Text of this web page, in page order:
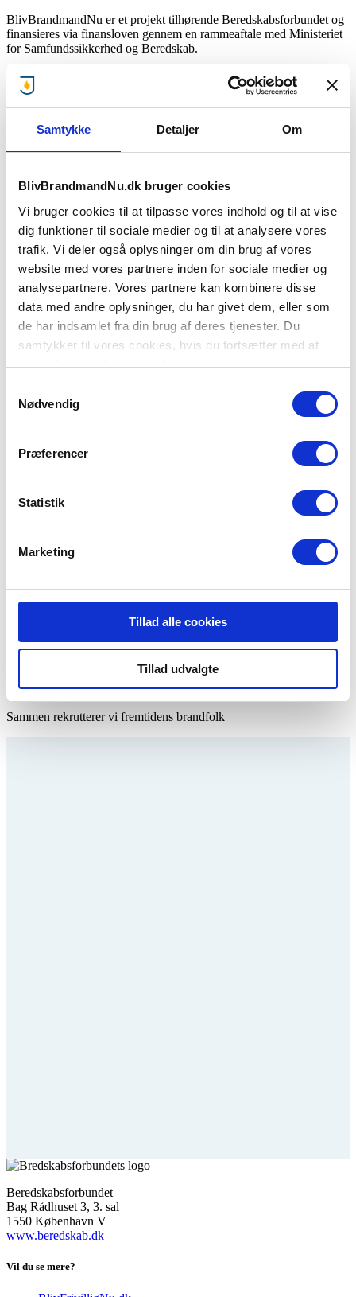
Samtykke Detaljer Om
BlivBrandmandNu.dk bruger cookies
Vi bruger cookies til at tilpasse vores indhold og til at vise
dig funktioner til sociale medier og til at analysere vores
trafik. Vi deler også oplysninger om din brug af vores
website med vores partnere inden for sociale medier og
analysepartnere. Vores partnere kan kombinere disse
data med andre oplysninger, du har givet dem, eller som
de har indsamlet fra din brug af deres tjenester. Du
samtykker til vores cookies, hvis du fortsætter med at
anvende vores hjemmeside.
Nødvendig
Præferencer
Statistik
Marketing
Tillad alle cookies
Tillad udvalgte
BlivBrandmandNu er et projekt tilhørende Beredskabsforbundet og
finansieres via finansloven gennem en rammeaftale med Ministeriet
for Samfundssikkerhed og Beredskab.
Her kan du downloade vores logo-pakke
(64 kb)
Download logo-pakken
Brug kortet i din artikel
Medier er meget velkomne til at embedde vores interaktive kort i
artikler, der omhandler rekruttering og fordelingen af brandstationer i
Danmark.
Kortet giver et landsdækkende overblik og viser tydeligt, hvor der
Orange flammer markerer stationer, der søger nye brandfolk
Kortet må gerne anvendes i journalistisk sammenhæng med tydelig
ønsker I yderligere data eller baggrund, så kontakt os endelig.
Vil du vide mere om hvem vi er og hvad
vi arbejder med, så kan du læse mere her:
Hvem og hvorfor?
Sammen rekrutterer vi fremtidens brandfolk
Beredskabsforbundet
Bag Rådhuset 3, 3. sal
1550 København V
www.beredskab.dk
Vil du se mere?